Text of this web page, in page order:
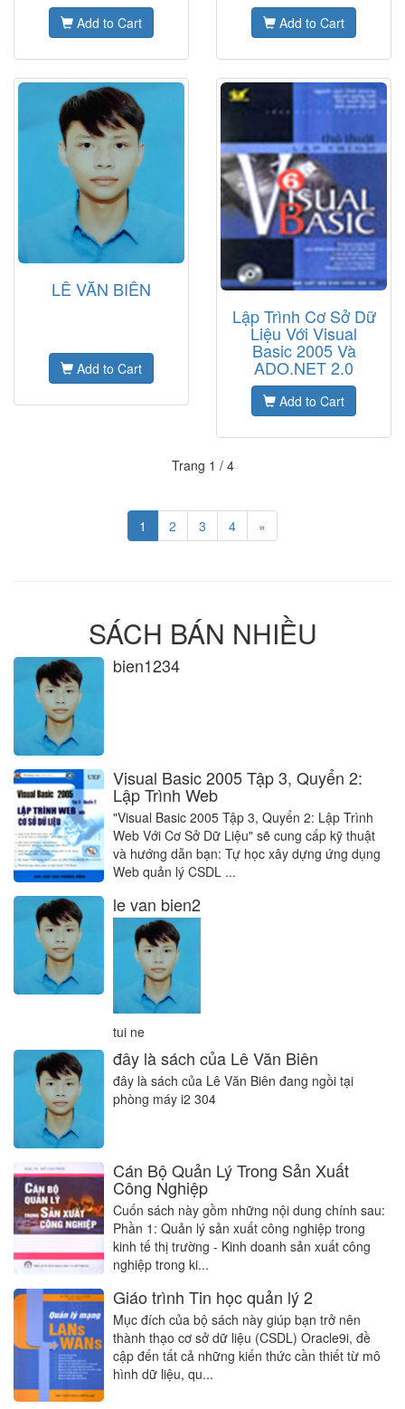
Add to Cart Add to Cart
LÊ VĂN BIÊN
Add to Cart
Lập Trình Cơ Sở Dữ
Liệu Với Visual
Basic 2005 Và
ADO.NET 2.0
Add to Cart
Trang 1 / 4
1 2 3 4 »
SÁCH BÁN NHIỀU
bien1234
Visual Basic 2005 Tập 3, Quyển 2:
Lập Trình Web
"Visual Basic 2005 Tập 3, Quyển 2: Lập Trình
Web Với Cơ Sở Dữ Liệu" sẽ cung cấp kỹ thuật
và hướng dẫn bạn: Tự học xây dựng ứng dụng
Web quản lý CSDL ...
le van bien2
tui ne
đây là sách của Lê Văn Biên
đây là sách của Lê Văn Biên đang ngồi tại
phòng máy i2 304
Cán Bộ Quản Lý Trong Sản Xuất
Công Nghiệp
Cuốn sách này gồm những nội dung chính sau:
Phần 1: Quản lý sản xuất công nghiệp trong
kinh tế thị trường - Kinh doanh sản xuất công
nghiệp trong ki...
Giáo trình Tin học quản lý 2
Mục đích của bộ sách này giúp bạn trở nên
thành thạo cơ sở dữ liệu (CSDL) Oracle9i, đề
cập đến tất cả những kiến thức cần thiết từ mô
hình dữ liệu, qu...